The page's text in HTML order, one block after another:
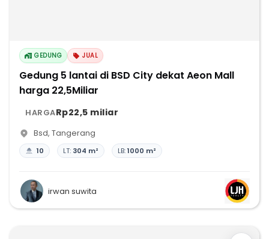
GEDUNG JUAL
Gedung 5 lantai di BSD City dekat Aeon Mall
harga 22,5Miliar
HARGARp22,5 miliar
Bsd, Tangerang
10 LT: 304 m² LB:1000 m²
irwan suwita